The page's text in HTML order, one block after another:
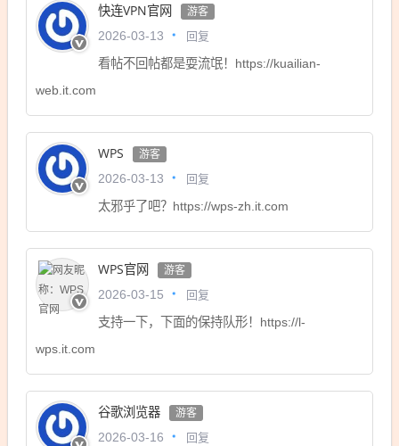
快连VPN官网 游客
2026-03-13 回复
看帖不回帖都是耍流氓！https://kuailian-
web.it.com
WPS 游客
2026-03-13 回复
太邪乎了吧？https://wps-zh.it.com
WPS官网 游客
2026-03-15 回复
支持一下，下面的保持队形！https://l-
wps.it.com
谷歌浏览器 游客
2026-03-16 回复